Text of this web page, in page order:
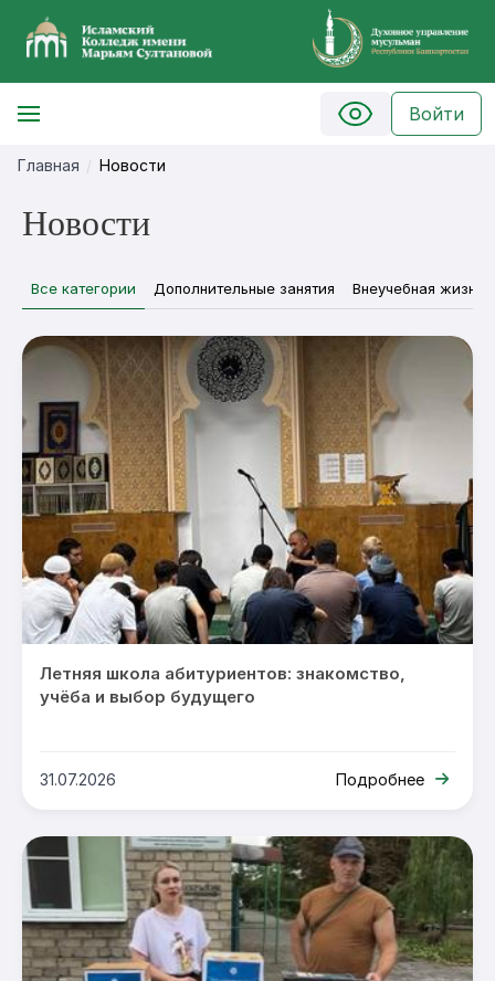
Войти
Главная Новости
Новости
Все категории Дополнительные занятия Внеучебная жизнь
Летняя школа абитуриентов: знакомство,
учёба и выбор будущего
31.07.2026 Подробнее